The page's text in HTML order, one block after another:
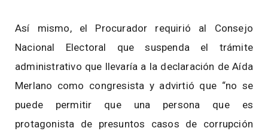
Así mismo, el Procurador requirió al Consejo
Nacional Electoral que suspenda el trámite
administrativo que llevaría a la declaración de Aída
Merlano como congresista y advirtió que “no se
puede permitir que una persona que es
protagonista de presuntos casos de corrupción